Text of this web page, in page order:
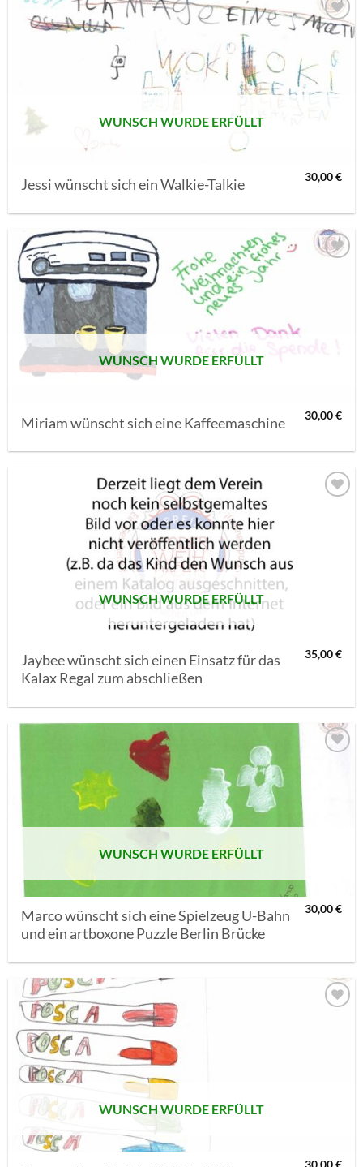
AUF MEINE
SETZEN
WUNSCH WURDE ERFÜLLT
Jessi wünscht sich ein Walkie-Talkie 30,00€
WUNSCH WURDE ERFÜLLT
Miriam wünscht sich eine Kaffeemaschine 30,00€
WUNSCH WURDE ERFÜLLT
Jaybee wünscht sich einen Einsatz für das
Kalax Regal zum abschließen
35,00€
AUF MEINE
MERKLISTE
SETZEN
WUNSCH WURDE ERFÜLLT
Marco wünscht sich eine Spielzeug U-Bahn
und ein artboxone Puzzle Berlin Brücke
30,00€
WUNSCH WURDE ERFÜLLT